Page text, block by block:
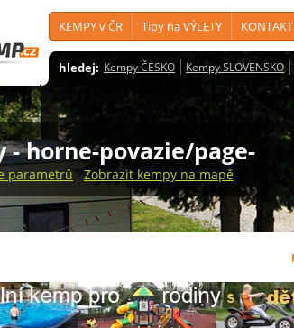
KEMPY v ČR Tipy na VÝLETY KONTAKT
hledej: Kempy ČESKO Kempy SLOVENSKO
- horne-povazie/page-
parametrů Zobrazit kempy na mapě